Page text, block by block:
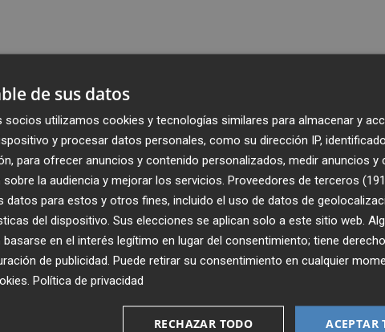
Recibe toda la actualidad de
Plaza Podcast en tu correo
de sus datos
utilizamos cookies y tecnologías similares para almacenar y
y procesar datos personales, como su dirección IP,
para ofrecer anuncios y contenido personalizados, medir anuncios y
la audiencia y mejorar los servicios. Proveedores de terceros
datos para estos y otros fines, incluido el uso de datos de
del dispositivo. Sus elecciones se aplican solo a este sitio web.
en el interés legítimo en lugar del consentimiento; tiene
de publicidad . Puede retirar su consentimiento en cualquier
Política de privacidad
ACEPTAR
RECHAZAR TODO